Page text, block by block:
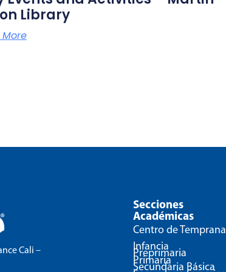
Library
Cali –
Secciones
Académicas
Centro de Temprana
Infancia
Preprimaria
Primaria
Secundaria Básica